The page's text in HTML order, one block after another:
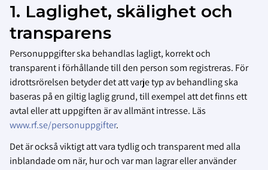
1. Laglighet, skälighet och
transparens
Personuppgifter ska behandlas lagligt, korrekt och
transparent i förhållande till den person som registreras. För
idrottsrörelsen betyder det att varje typ av behandling ska
baseras på en giltig laglig grund, till exempel att det finns ett
avtal eller att uppgiften är av allmänt intresse. Läs
www.rf.se/personuppgifter.
Det är också viktigt att vara tydlig och transparent med alla
inblandade om när, hur och var man lagrar eller använder